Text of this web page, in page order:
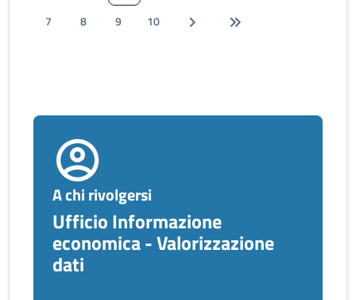
7
8 9 10
A chi rivolgersi
Ufficio Informazione
economica - Valorizzazione
dati